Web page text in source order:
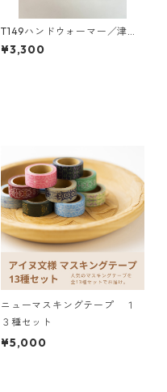
T149ハンドウォーマー／津田
命子デザインアイヌ文様編み
込みハンドウォーマー
¥3,300
ニューマスキングテープ １
３種セット
¥5,000